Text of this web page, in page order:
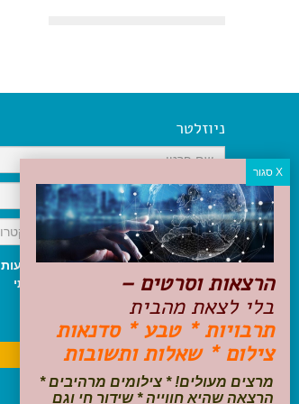
ניוזלטר
אני מאשר/ת קבלת ניוזלטר והודעות
שיווקיות, ומאשר/ת כי קראתי והסכמתי
לתקנון האתר ולמדיניות הפרטיות
ניתן לבטל את ההרשמה בכל עת
הרצאות וסרטים –
בלי לצאת מהבית
תרבויות * טבע * סדנאות
צילום * שאלות ותשובות
מרצים מעולים! * צילומים מרהיבים *
הרצאה שהיא חווייה * שידור חי וגם